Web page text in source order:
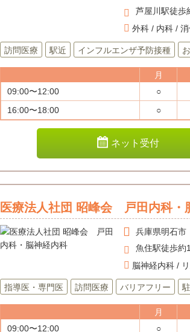
芦屋川駅徒歩
外科 / 内科 /
訪問医療 駅近 インフルエンザ予防接種
月
09:00〜12:00
○
16:00〜18:00
○
ネット受付
医療法人社団 昭峰会 戸田内科・
兵庫県明石市
魚住駅徒歩約
脳神経内科 /
指導医・専門医 訪問医療 バリアフリー
月
09:00〜12:00
○